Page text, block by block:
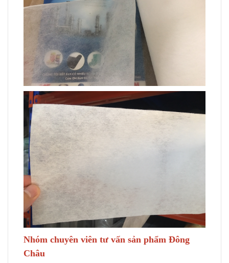
Nhóm chuyên viên tư vấn sản phẩm Đông
Châu